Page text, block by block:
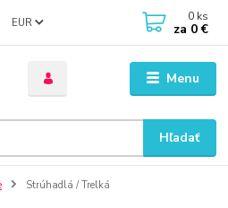
Menu
EUR
Hľadať
0 ks
za 0 €
Strúhadlá / Trelká